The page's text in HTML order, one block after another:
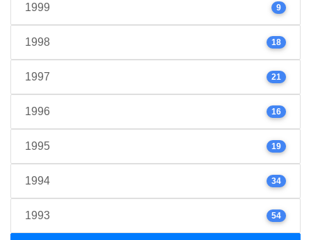
1999 9
1998 18
1997 21
1996 16
1995 19
1994 34
1993 54